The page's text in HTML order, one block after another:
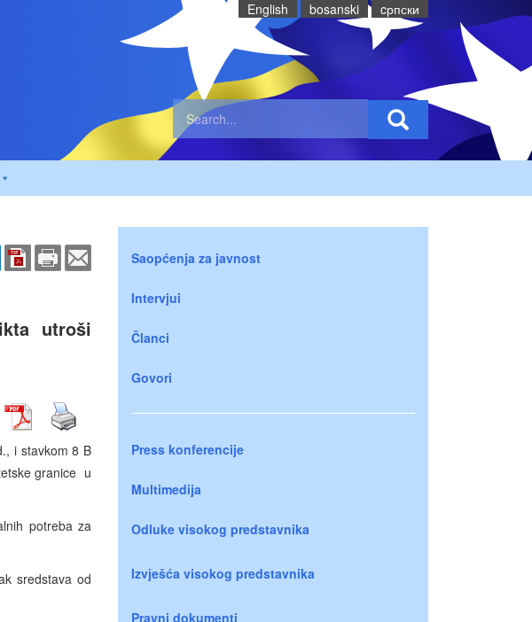
English bosanski cрпски
utroši
i stavkom 8 B
granice u
potreba za
sredstava od
Saopćenja za javnost
Intervjui
Članci
Govori
Press konferencije
Multimedija
Odluke visokog predstavnika
Izvješća visokog predstavnika
Pravni dokumenti